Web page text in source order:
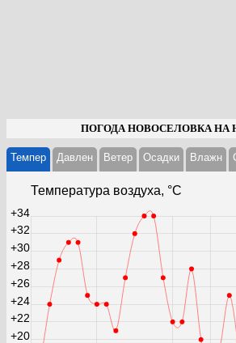
ПОГОДА НОВОСЕЛОВКА НА
Темпер Давлен Ветер Осадки Влажн
Температура воздуха, °С
+20
+22
+24
+26
+28
+30
+32
+34